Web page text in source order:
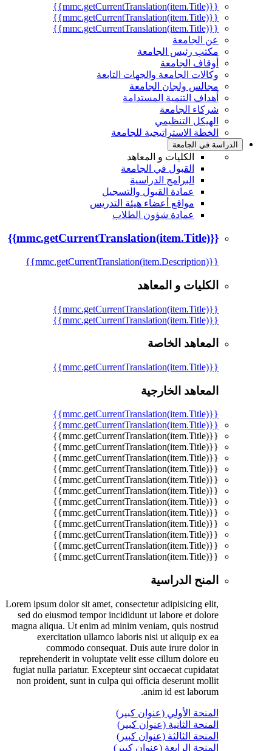
{{mmc.getCurrentTranslation(item.Title)}}
{{mmc.getCurrentTranslation(item.Title)}}
{{mmc.getCurrentTranslation(item.Title)}}
عن الجامعة
مكتب رئيس الجامعة
أوقاف الجامعة
وكالات الجامعة والجهات التابعة
مجالس ولجان الجامعة
أهداف التنمية المستدامة
شركاء الجامعة
الهيكل التنظيمي
الخطة الاستراتيجية للجامعة
الدراسة في الجامعة
الكليات و المعاهد
القبول في الجامعة
البرامج الدراسية
عمادة القبول والتسجيل
مواقع أعضاء هيئة التدريس
عمادة شؤون الطلاب
{{mmc.getCurrentTranslation(item.Title)}}
{{mmc.getCurrentTranslation(item.Description)}}
الكليات و المعاهد
{{mmc.getCurrentTranslation(item.Title)}}
{{mmc.getCurrentTranslation(item.Title)}}
المعاهد الخاصة
{{mmc.getCurrentTranslation(item.Title)}}
المعاهد الخارجية
{{mmc.getCurrentTranslation(item.Title)}}
{{mmc.getCurrentTranslation(item.Title)}}
{{mmc.getCurrentTranslation(item.Title)}}
{{mmc.getCurrentTranslation(item.Title)}}
{{mmc.getCurrentTranslation(item.Title)}}
{{mmc.getCurrentTranslation(item.Title)}}
{{mmc.getCurrentTranslation(item.Title)}}
{{mmc.getCurrentTranslation(item.Title)}}
{{mmc.getCurrentTranslation(item.Title)}}
{{mmc.getCurrentTranslation(item.Title)}}
{{mmc.getCurrentTranslation(item.Title)}}
{{mmc.getCurrentTranslation(item.Title)}}
{{mmc.getCurrentTranslation(item.Title)}}
{{mmc.getCurrentTranslation(item.Title)}}
المنح الدراسية
Lorem ipsum dolor sit amet, consectetur adipisicing elit,
sed do eiusmod tempor incididunt ut labore et dolore
magna aliqua. Ut enim ad minim veniam, quis nostrud
exercitation ullamco laboris nisi ut aliquip ex ea
commodo consequat. Duis aute irure dolor in
reprehenderit in voluptate velit esse cillum dolore eu
fugiat nulla pariatur. Excepteur sint occaecat cupidatat
non proident, sunt in culpa qui officia deserunt mollit
anim id est laborum.
المنحة الأولي (عنوان كبير)
المنحة الثانية (عنوان كبير)
المنحة الثالثة (عنوان كبير)
المنحة الرابعة (عنوان كبير)